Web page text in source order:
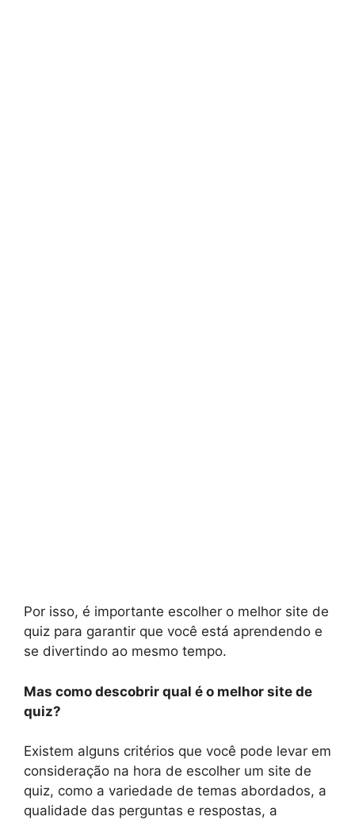
Por isso, é importante escolher o melhor site de
quiz para garantir que você está aprendendo e
se divertindo ao mesmo tempo.
Mas como descobrir qual é o melhor site de
quiz?
Existem alguns critérios que você pode levar em
consideração na hora de escolher um site de
quiz, como a variedade de temas abordados, a
qualidade das perguntas e respostas, a